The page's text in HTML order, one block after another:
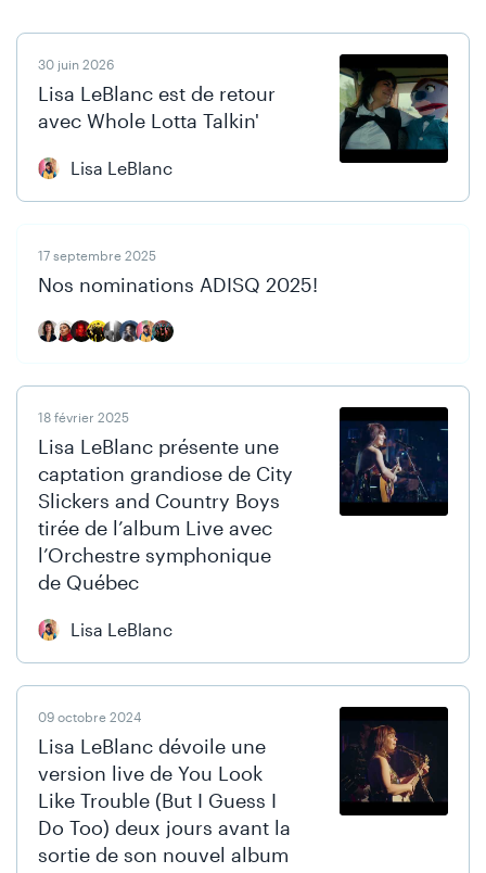
Skip
content
Skip
navigation
30 juin 2026
Lisa LeBlanc est de retour
avec Whole Lotta Talkin'
Lisa LeBlanc
17 septembre 2025
Nos nominations ADISQ 2025!
18 février 2025
Lisa LeBlanc présente une
captation grandiose de City
Slickers and Country Boys
tirée de l’album Live avec
l’Orchestre symphonique
de Québec
Lisa LeBlanc
09 octobre 2024
Lisa LeBlanc dévoile une
version live de You Look
Like Trouble (But I Guess I
Do Too) deux jours avant la
sortie de son nouvel album